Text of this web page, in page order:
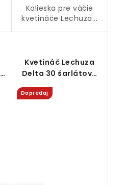
Kolieska pre väčie
kvetináče Lechuza...
Kvetináč Lechuza
Delta 30 šarlátovo
červená vysoký lesk
Dopredaj